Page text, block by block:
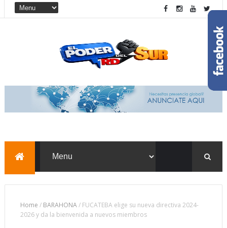
Home / BARAHONA/ FUCATEBA elige su nueva directiva 2024-
2026 y da la bienvenida a nuevos miembros